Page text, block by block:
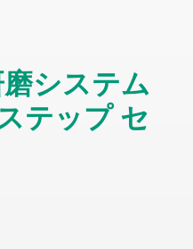
システム
テップ セ